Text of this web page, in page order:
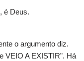
é Deus.
o argumento diz.
VEIO A EXISTIR”. Há